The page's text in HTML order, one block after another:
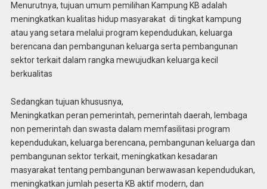
Menurutnya, tujuan umum pemilihan Kampung KB adalah
meningkatkan kualitas hidup masyarakat di tingkat kampung
atau yang setara melalui program kependudukan, keluarga
berencana dan pembangunan keluarga serta pembangunan
sektor terkait dalam rangka mewujudkan keluarga kecil
berkualitas
Sedangkan tujuan khususnya,
Meningkatkan peran pemerintah, pemerintah daerah, lembaga
non pemerintah dan swasta dalam memfasilitasi program
kependudukan, keluarga berencana, pembangunan keluarga dan
pembangunan sektor terkait, meningkatkan kesadaran
masyarakat tentang pembangunan berwawasan kependudukan,
meningkatkan jumlah peserta KB aktif modern, dan